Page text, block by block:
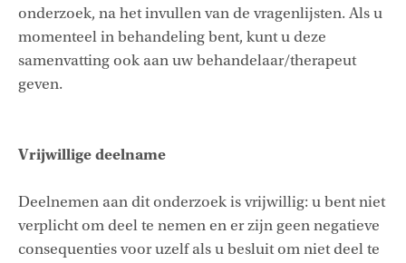
onderzoek, na het invullen van de vragenlijsten. Als u
momenteel in behandeling bent, kunt u deze
samenvatting ook aan uw behandelaar/therapeut
geven.
Vrijwillige deelname
Deelnemen aan dit onderzoek is vrijwillig: u bent niet
verplicht om deel te nemen en er zijn geen negatieve
consequenties voor uzelf als u besluit om niet deel te